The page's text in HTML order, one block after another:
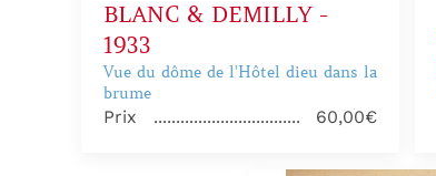
BLANC & DEMILLY -
1933
Vue du dôme de l'Hôtel dieu dans la
brume
Prix 60,00€